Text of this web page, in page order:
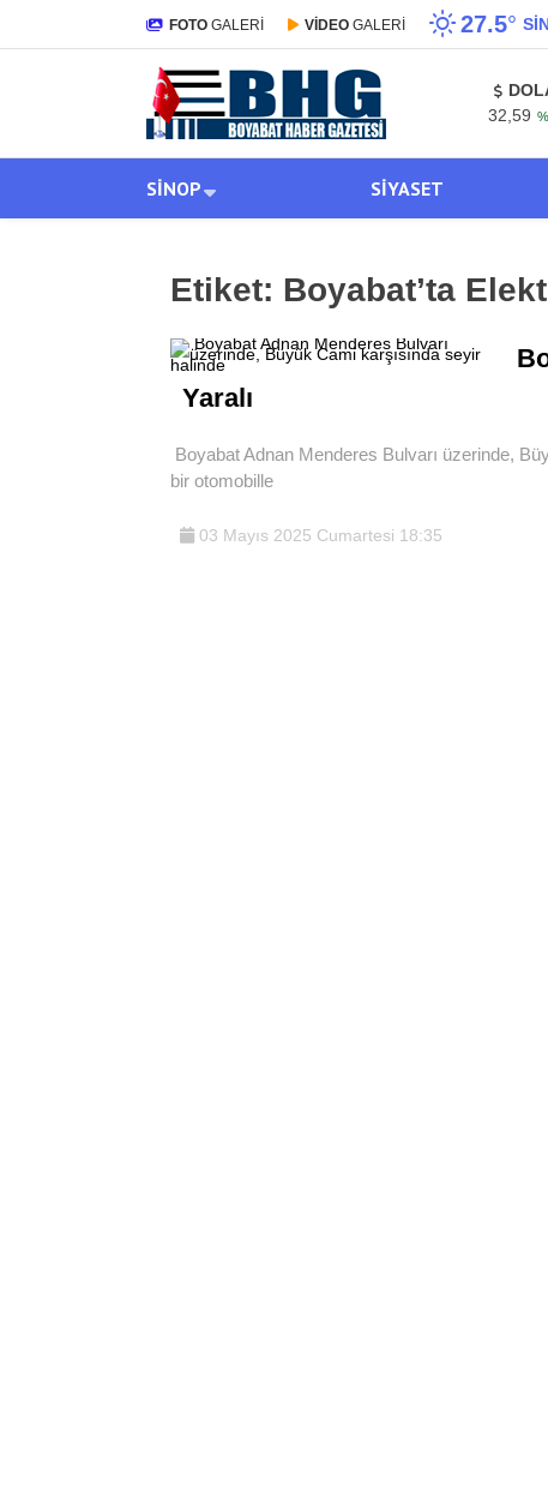
FOTO GALERİ VİDEO GALERİ 27.5°
32,59
SINOP SIYASET
Etiket: Boyabat’ta
Yaralı
Boyabat Adnan Menderes Bulvarı üzerinde,
bir otomobille
03 Mayıs 2025 Cumartesi 18:35